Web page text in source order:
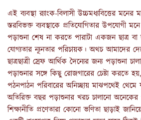
এই ব্যবস্থা র‍্যাংক-বিলাসী উচ্চমধ্যবিত্তের
স্তরবিভক্ত ব্যবস্থাকে প্রতিযোগিতার উপযোগী
পড়াশুনা শেষ না করতে পারাটা একজন ছাত্র বা
যোগ্যতার ন্যূনতার পরিচায়ক। অথচ আমাদের
ছাত্রছাত্রী স্রেফ আর্থিক দৈন্যের জন্য পড়াশুনা
পড়াশুনার সঙ্গে কিছু রোজগারের চেষ্টা করতে
পঠনপাঠন পরিবারের অনিচ্ছায় মাঝপথেই
অতিরিক্ত বছর পড়াশুনার খরচ চালানো
শিক্ষানীতি প্রণেতারা কোনো ভণিতা ছাড়াই